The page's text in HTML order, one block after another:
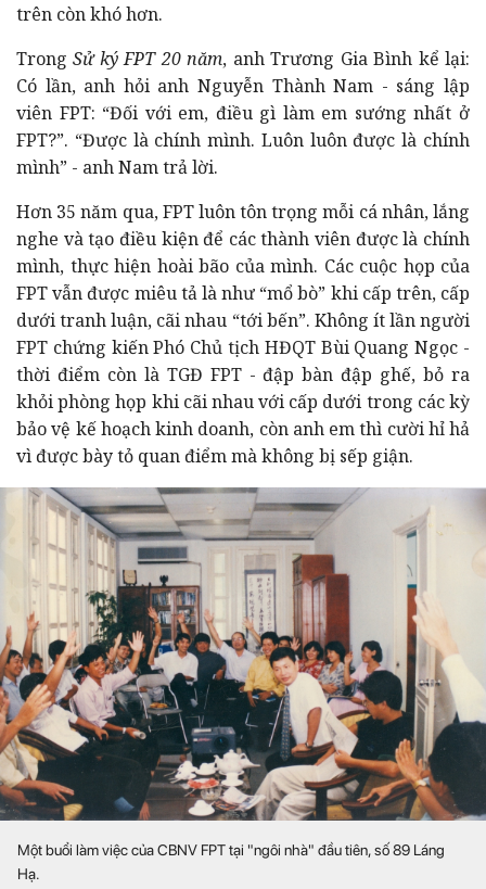
trên còn khó hơn.
TrongSử ký FPT 20 năm, anh Trương Gia Bình kể lại:
Có lần, anh hỏi anh Nguyễn Thành Nam - sáng lập
viên FPT: “Đối với em, điều gì làm em sướng nhất ở
FPT?”. “Được là chính mình. Luôn luôn được là chính
mình” - anh Nam trả lời.
Hơn 35 năm qua, FPT luôn tôn trọng mỗi cá nhân, lắng
nghe và tạo điều kiện để các thành viên được là chính
mình, thực hiện hoài bão của mình. Các cuộc họp của
FPT vẫn được miêu tả là như “mổ bò” khi cấp trên, cấp
dưới tranh luận, cãi nhau “tới bến”. Không ít lần người
FPT chứng kiến Phó Chủ tịch HĐQT Bùi Quang Ngọc -
thời điểm còn là TGĐ FPT - đập bàn đập ghế, bỏ ra
khỏi phòng họp khi cãi nhau với cấp dưới trong các kỳ
bảo vệ kế hoạch kinh doanh, còn anh em thì cười hỉ hả
vì được bày tỏ quan điểm mà không bị sếp giận.
Một buổi làm việc của CBNV FPT tại "ngôi nhà" đầu tiên, số 89 Láng
Hạ.